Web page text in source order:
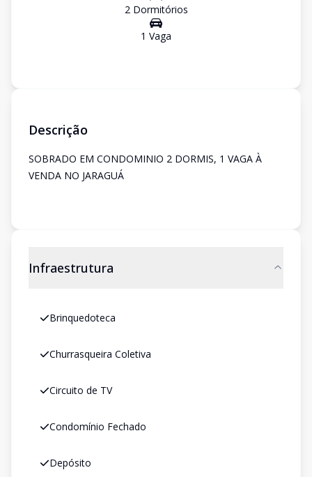
2Dormitórios
1 Vaga
Descrição
SOBRADO EM CONDOMINIO 2 DORMIS, 1 VAGA À
VENDA NO JARAGUÁ
Infraestrutura
Brinquedoteca
Churrasqueira Coletiva
Circuito de TV
Condomínio Fechado
Depósito